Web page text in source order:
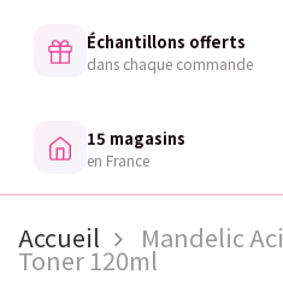
Échantillons offerts
dans chaque commande
15 magasins
en France
Accueil Mandelic
Toner 120ml